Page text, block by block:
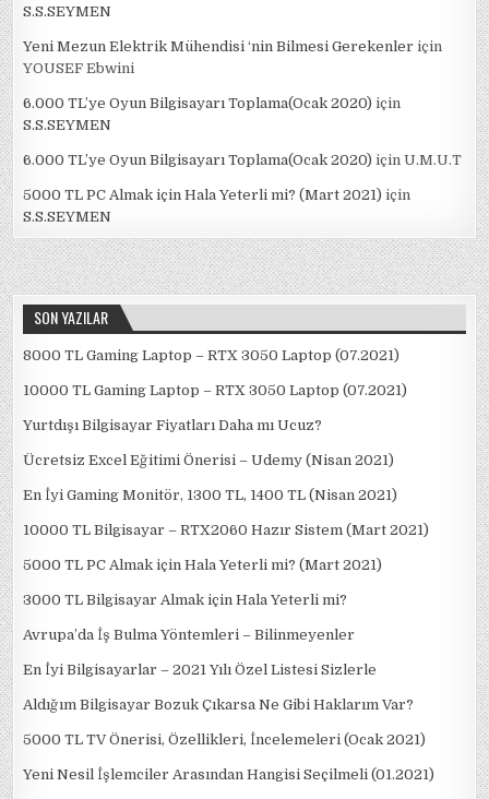
S.S.SEYMEN
Yeni Mezun Elektrik Mühendisi ‘nin Bilmesi Gerekenler için
YOUSEF Ebwini
6.000 TL’ye Oyun Bilgisayarı Toplama(Ocak 2020) için
S.S.SEYMEN
6.000 TL’ye Oyun Bilgisayarı Toplama(Ocak 2020) içinU.M.U.T
5000 TL PC Almak için Hala Yeterli mi? (Mart 2021) için
S.S.SEYMEN
SON YAZILAR
8000 TL Gaming Laptop – RTX 3050 Laptop (07.2021)
10000 TL Gaming Laptop – RTX 3050 Laptop (07.2021)
Yurtdışı Bilgisayar Fiyatları Daha mı Ucuz?
Ücretsiz Excel Eğitimi Önerisi – Udemy (Nisan 2021)
En İyi Gaming Monitör, 1300 TL, 1400 TL (Nisan 2021)
10000 TL Bilgisayar – RTX2060 Hazır Sistem (Mart 2021)
5000 TL PC Almak için Hala Yeterli mi? (Mart 2021)
3000 TL Bilgisayar Almak için Hala Yeterli mi?
Avrupa’da İş Bulma Yöntemleri – Bilinmeyenler
En İyi Bilgisayarlar – 2021 Yılı Özel Listesi Sizlerle
Aldığım Bilgisayar Bozuk Çıkarsa Ne Gibi Haklarım Var?
5000 TL TV Önerisi, Özellikleri, İncelemeleri (Ocak 2021)
Yeni Nesil İşlemciler Arasından Hangisi Seçilmeli (01.2021)